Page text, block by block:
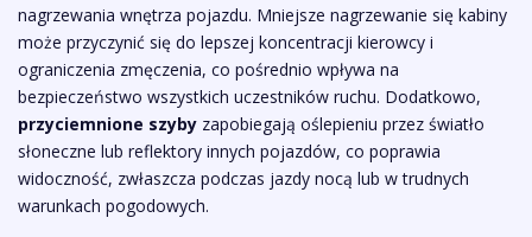
nagrzewania wnętrza pojazdu. Mniejsze nagrzewanie się kabiny
może przyczynić się do lepszej koncentracji kierowcy i
ograniczenia zmęczenia, co pośrednio wpływa na
bezpieczeństwo wszystkich uczestników ruchu. Dodatkowo,
przyciemnione szyby zapobiegają oślepieniu przez światło
słoneczne lub reflektory innych pojazdów, co poprawia
widoczność, zwłaszcza podczas jazdy nocą lub w trudnych
warunkach pogodowych.